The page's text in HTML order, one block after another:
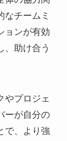
なチームミ
ョンが有効
、助け合う
やプロジェ
ーが自分の
で、より強